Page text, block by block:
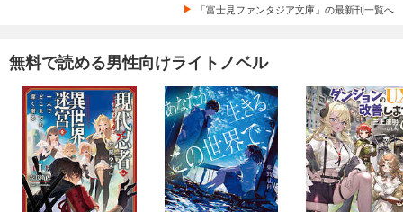
「富士見ファンタジア文庫」の最新刊一覧へ
無料で読める男性向けライトノベル